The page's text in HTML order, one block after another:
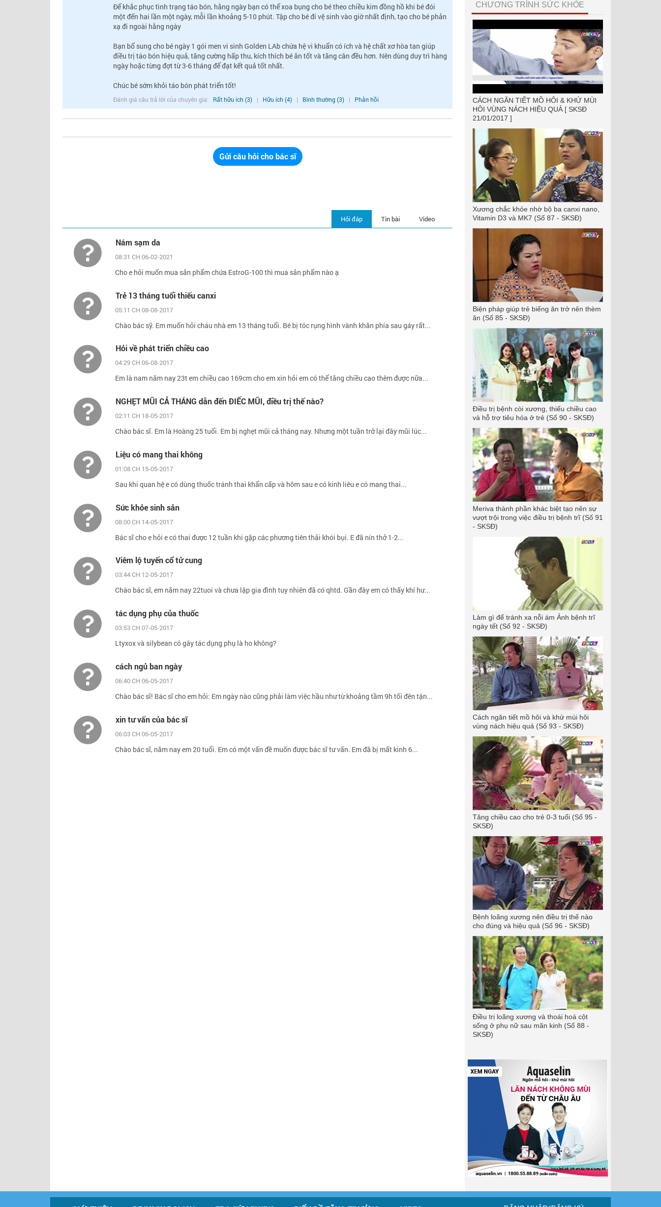
Để khắc phục tình trạng táo bón, hằng ngày bạn có thể xoa bụng cho bé theo chiều kim đồng hồ khi bé đói
một đến hai lần một ngày, mỗi lần khoảng 5-10 phút. Tập cho bé đi vệ sinh vào giờ nhất định, tạo cho bé phản
xạ đi ngoài hằng ngày
Bạn bổ sung cho bé ngày 1 gói men vi sinh Golden LAb chứa hệ vi khuẩn có ích và hệ chất xơ hòa tan giúp
điều trị táo bón hiệu quả, tăng cường hấp thu, kích thích bé ăn tốt và tăng cân đều hơn. Nên dùng duy trì hàng
ngày hoặc từng đợt từ 3-6 tháng để đạt kết quả tốt nhất.
Chúc bé sớm khỏi táo bón phát triển tốt!
Đánh giá câu trả lời của chuyên gia: Rất hữu ích (3) | Hữu ích (4) | Bình thường (3) | Phản hồi
Gửi câu hỏi cho bác sĩ
Video
Tin bài
Hỏi đáp
Nám sạm da
08:31 CH 06-02-2021
Cho e hỏi muốn mua sản phẩm chứa EstroG-100 thì mua sản phẩm nào ạ
Trẻ 13 tháng tuổi thiếu canxi
05:11 CH 08-08-2017
Chào bác sỹ. Em muốn hỏi cháu nhà em 13 tháng tuổi. Bé bị tóc rụng hình vành khăn phía sau gáy rất...
Hỏi về phát triển chiều cao
04:29 CH 06-08-2017
Em là nam năm nay 23t em chiều cao 169cm cho em xin hỏi em có thể tăng chiều cao thêm được nữa...
NGHẸT MŨI CẢ THÁNG dẫn đến ĐIẾC MŨI, điều trị thế nào?
02:11 CH 18-05-2017
Chào bác sĩ. Em là Hoàng 25 tuổi. Em bị nghẹt mũi cả tháng nay. Nhưng một tuần trở lại đây mũi lúc...
Liệu có mang thai không
01:08 CH 15-05-2017
Sau khi quan hệ e có dùng thuốc tránh thai khẩn cấp và hôm sau e có kinh liêu e có mang thai...
Sức khỏe sinh sản
08:00 CH 14-05-2017
Bác sĩ cho e hỏi e có thai được 12 tuần khi gặp các phương tiên thải khói bụi. E đã nín thở 1-2...
Viêm lộ tuyến cổ tử cung
03:44 CH 12-05-2017
Chào bác sĩ, em năm nay 22tuoi và chưa lập gia đình tuy nhiên đã có qhtd. Gần đây em có thấy khí hư...
tác dụng phụ của thuốc
03:53 CH 07-05-2017
Ltyxox và silybean có gây tác dụng phụ là ho không?
cách ngủ ban ngày
06:40 CH 06-05-2017
Chào bác sĩ! Bác sĩ cho em hỏi: Em ngày nào cũng phải làm việc hầu như từ khoảng tầm 9h tối đên tận...
xin tư vấn của bác sĩ
06:03 CH 06-05-2017
Chào bác sĩ, năm nay em 20 tuổi. Em có một vấn đề muốn được bác sĩ tư vấn. Em đã bị mất kinh 6...
CHƯƠNG TRÌNH SỨC KHỎE
CÁCH NGĂN TIẾT MỒ HÔI & KHỬ MÙI
HÔI VÙNG NÁCH HIỆU QUẢ [ SKSĐ
21/01/2017 ]
Xương chắc khỏe nhờ bộ ba canxi nano,
Vitamin D3 và MK7 (Số 87 - SKSĐ)
Biện pháp giúp trẻ biếng ăn trở nên thèm
ăn (Số 85 - SKSĐ)
Điều trị bệnh còi xương, thiếu chiều cao
và hỗ trợ tiêu hóa ở trẻ (Số 90 - SKSĐ)
Meriva thành phần khác biệt tạo nên sự
vượt trội trong việc điều trị bệnh trĩ (Số 91
- SKSĐ)
Làm gì để tránh xa nỗi ám Ảnh bệnh trĩ
ngày tết (Số 92 - SKSĐ)
Cách ngăn tiết mồ hôi và khử mùi hôi
vùng nách hiệu quả (Số 93 - SKSĐ)
Tăng chiều cao cho trẻ 0-3 tuổi (Số 95 -
SKSĐ)
Bệnh loãng xương nên điều trị thế nào
cho đúng và hiệu quả (Số 96 - SKSĐ)
Điều trị loãng xương và thoái hoá cột
sống ở phụ nữ sau mãn kinh (Số 88 -
SKSĐ)